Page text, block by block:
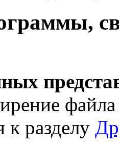
к разделу